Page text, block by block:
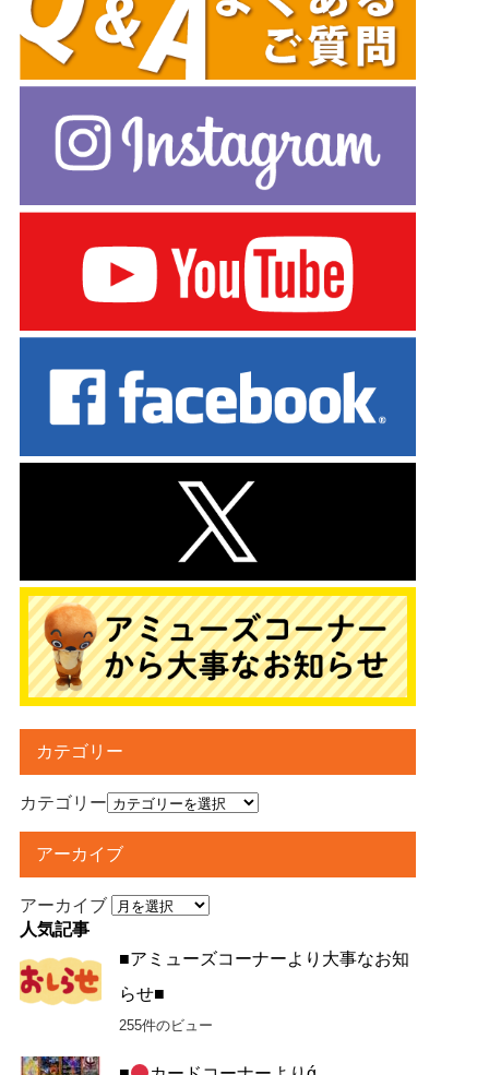
カテゴリー
カテゴリー
アーカイブ
アーカイブ
人気記事
■アミューズコーナーより大事なお知
らせ■
255件のビュー